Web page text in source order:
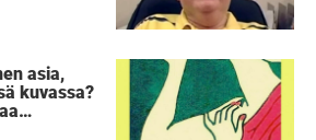
asia,
kuvassa?